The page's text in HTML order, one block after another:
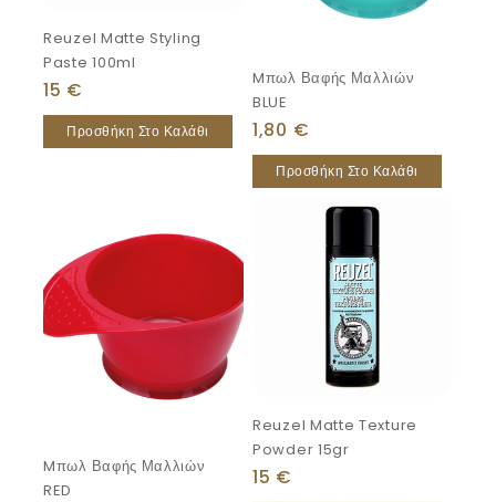
Reuzel Matte Styling
Paste 100ml
15 €
Προσθήκη Στο Καλάθι
Mπωλ Βαφής Μαλλιών
BLUE
1,80 €
Προσθήκη Στο Καλάθι
Mπωλ Βαφής Μαλλιών
RED
Reuzel Matte Texture
Powder 15gr
15 €